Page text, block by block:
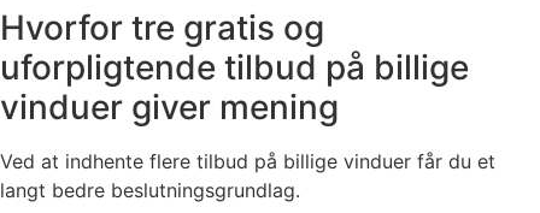
Hvorfor tre gratis og
uforpligtende tilbud på billige
vinduer giver mening
Ved at indhente flere tilbud på billige vinduer får du et
langt bedre beslutningsgrundlag.